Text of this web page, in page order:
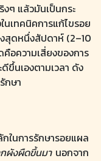
แล้วมันเป็นกระ
นเทคนิคการแก้ไขรอย
สุดหนึ่งสัปดาห์ (2–10
อความเสี่ยงของการ
ขึ้นเองตามเวลา ดัง
กษา
ในการรักษารอยแผล
ผังผืดขึ้นมา นอกจาก